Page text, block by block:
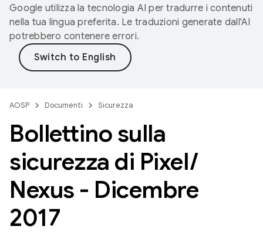
Google utilizza la tecnologia AI per tradurre i contenuti
nella tua lingua preferita. Le traduzioni generate dall'AI
potrebbero contenere errori.
AOSP Documenti Sicurezza
Bollettino sulla
sicurezza di Pixel/
Nexus - Dicembre
2017